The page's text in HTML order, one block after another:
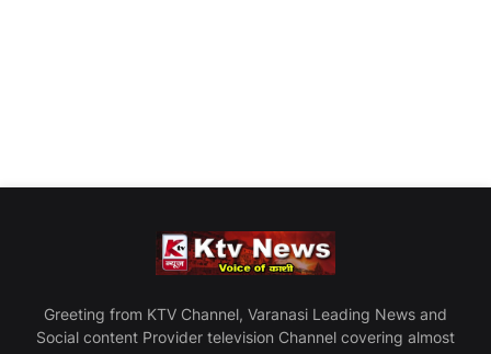
Greeting from KTV Channel, Varanasi Leading News and
Social content Provider television Channel covering almost